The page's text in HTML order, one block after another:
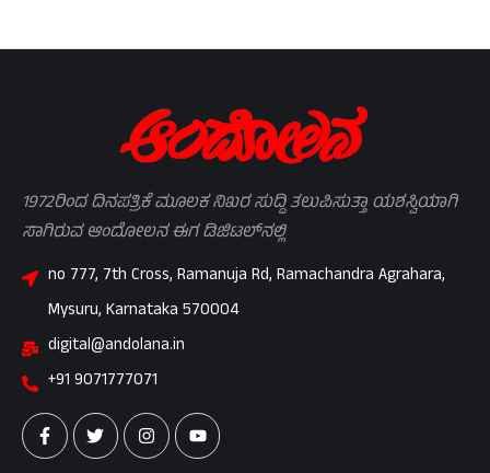
1972ರಿಂದ ದಿನಪತ್ರಿಕೆ ಮೂಲಕ ನಿಖರ ಸುದ್ದಿ ತಲುಪಿಸುತ್ತಾ ಯಶಸ್ವಿಯಾಗಿ
ಸಾಗಿರುವ ಆಂದೋಲನ ಈಗ ಡಿಜಿಟಲ್‌ನಲ್ಲಿ
no 777, 7th Cross, Ramanuja Rd, Ramachandra Agrahara,
Mysuru, Karnataka 570004
digital@andolana.in
+91 9071777071